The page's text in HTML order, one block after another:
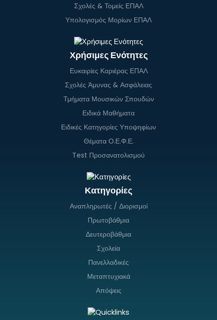
Σχολές & Τομείς ΕΠΑΛ
Υπολογισμός Μορίων ΕΠΑΛ
Χρήσιμες Ενότητες
Ευκαιρίες Καριέρας ΕΠΑΛ
Σχολές Άμυνας & Ασφάλειας
Τμήματα Μουσικών Σπουδών
Ειδικά Μαθήματα
Ειδικές Κατηγορίες Υποψηφίων
Θέματα Ο.Ε.Φ.Ε.
Test Προσανατολισμού
Κατηγορίες
Αναπληρωτές / Διορισμοί
Πρωτοβάθμια
Δευτεροβάθμια
Σχολεία
Πανελλαδικές
Μεταπτυχιακά
Απόψεις